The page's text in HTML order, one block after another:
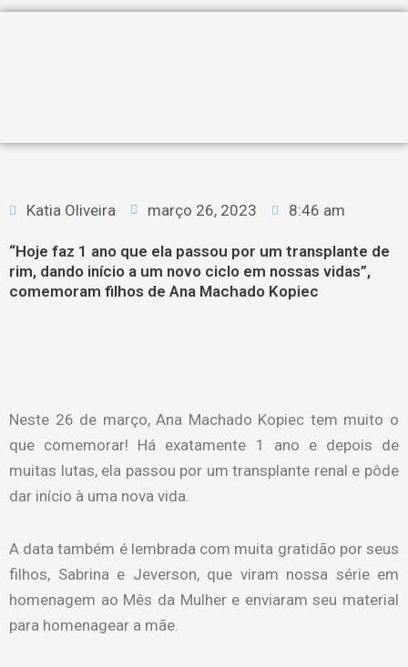
Katia Oliveira março 26, 2023 8:46 am
“Hoje faz 1 ano que ela passou por um transplante de
rim, dando início a um novo ciclo em nossas vidas”,
comemoram filhos de Ana Machado Kopiec
Neste 26 de março, Ana Machado Kopiec tem muito o
que comemorar! Há exatamente 1 ano e depois de
muitas lutas, ela passou por um transplante renal e pôde
dar início à uma nova vida.
A data também é lembrada com muita gratidão por seus
filhos, Sabrina e Jeverson, que viram nossa série em
homenagem ao Mês da Mulher e enviaram seu material
para homenagear a mãe.